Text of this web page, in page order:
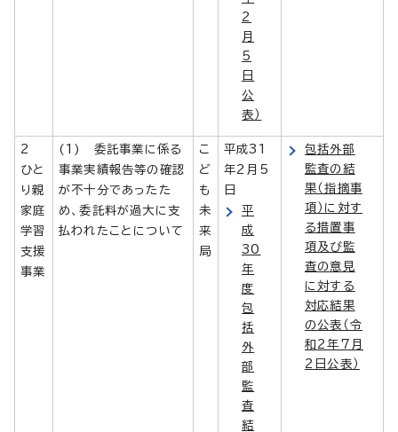
2
月
5
日
公
表）
2
ひと
り親
家庭
学習
支援
事業
(1) 委託事業に係る
事業実績報告等の確認
が不十分であったた
め、委託料が過大に支
払われたことについて
こ
ど
も
未
来
局
平成31
年2月5
日
平
成
30
年
度
包
括
外
部
監
査
結
包括外部
監査の結
果（指摘事
項）に対す
る措置事
項及び監
査の意見
に対する
対応結果
の公表（令
和2年7月
2日公表）